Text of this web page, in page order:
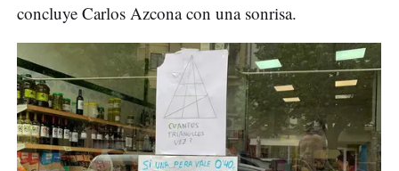
concluye Carlos Azcona con una sonrisa.